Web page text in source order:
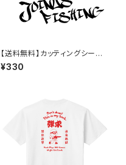
【送料無料】カッティングシー
ト サイズ小（白or黒）
¥330